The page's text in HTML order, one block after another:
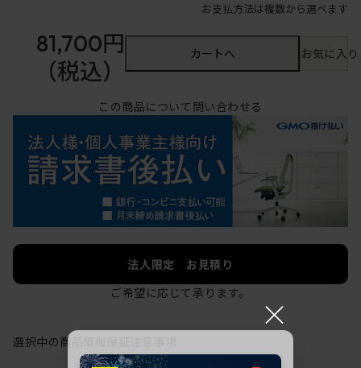
お支払方法は複数から選べます
81,700円
（税込）
カートへ お気に入
この商品について問い合わせる
法人限定 お見積り
ご希望に応じて承ります。
選択中の商品情報
×